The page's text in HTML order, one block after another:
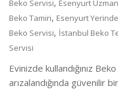
Beko Servisi Esenyurt
Beko Tamiri, Esenyurt
Beko Servisi, İstanbul Beko
Servisi
Evinizde kullandığınız
arızalandığında güvenilir